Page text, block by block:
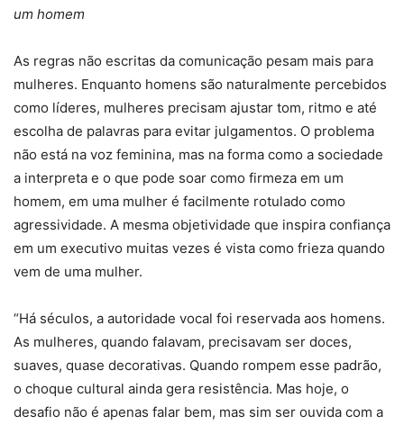
um homem
As regras não escritas da comunicação pesam mais para
mulheres. Enquanto homens são naturalmente percebidos
como líderes, mulheres precisam ajustar tom, ritmo e até
escolha de palavras para evitar julgamentos. O problema
não está na voz feminina, mas na forma como a sociedade
a interpreta e o que pode soar como firmeza em um
homem, em uma mulher é facilmente rotulado como
agressividade. A mesma objetividade que inspira confiança
em um executivo muitas vezes é vista como frieza quando
vem de uma mulher.
“Há séculos, a autoridade vocal foi reservada aos homens.
As mulheres, quando falavam, precisavam ser doces,
suaves, quase decorativas. Quando rompem esse padrão,
o choque cultural ainda gera resistência. Mas hoje, o
desafio não é apenas falar bem, mas sim ser ouvida com a